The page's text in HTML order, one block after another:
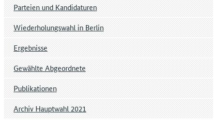
Parteien und Kandidaturen
Wiederholungswahl in Berlin
Ergebnisse
Gewählte Abgeordnete
Publikationen
Archiv Hauptwahl 2021